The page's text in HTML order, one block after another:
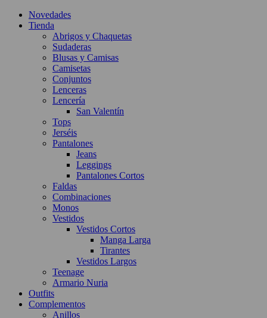
Novedades
Tienda
Abrigos y Chaquetas
Sudaderas
Blusas y Camisas
Camisetas
Conjuntos
Lenceras
Lencería
San Valentín
Tops
Jerséis
Pantalones
Jeans
Leggings
Pantalones Cortos
Faldas
Combinaciones
Monos
Vestidos
Vestidos Cortos
Manga Larga
Tirantes
Vestidos Largos
Teenage
Armario Nuria
Outfits
Complementos
Anillos